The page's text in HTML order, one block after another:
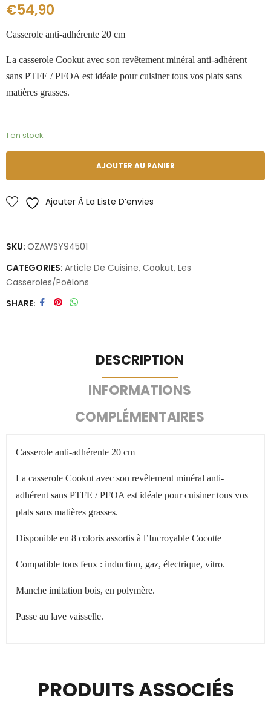
€54,90
Casserole anti-adhérente 20 cm
La casserole Cookut avec son revêtement minéral anti-adhérent
sans PTFE / PFOA est idéale pour cuisiner tous vos plats sans
matières grasses.
1 en stock
AJOUTER AU PANIER
Ajouter À La Liste D’envies
SKU: OZAWSY94501
CATEGORIES: Article De Cuisine, Cookut, Les
Casseroles/poêlons
SHARE
DESCRIPTION
INFORMATIONS
COMPLÉMENTAIRES
Casserole anti-adhérente 20 cm
La casserole Cookut avec son revêtement minéral anti-
adhérent sans PTFE / PFOA est idéale pour cuisiner tous vos
plats sans matières grasses.
Disponible en 8 coloris assortis à l’Incroyable Cocotte
Compatible tous feux : induction, gaz, électrique, vitro.
Manche imitation bois, en polymère.
Passe au lave vaisselle.
PRODUITS ASSOCIÉS